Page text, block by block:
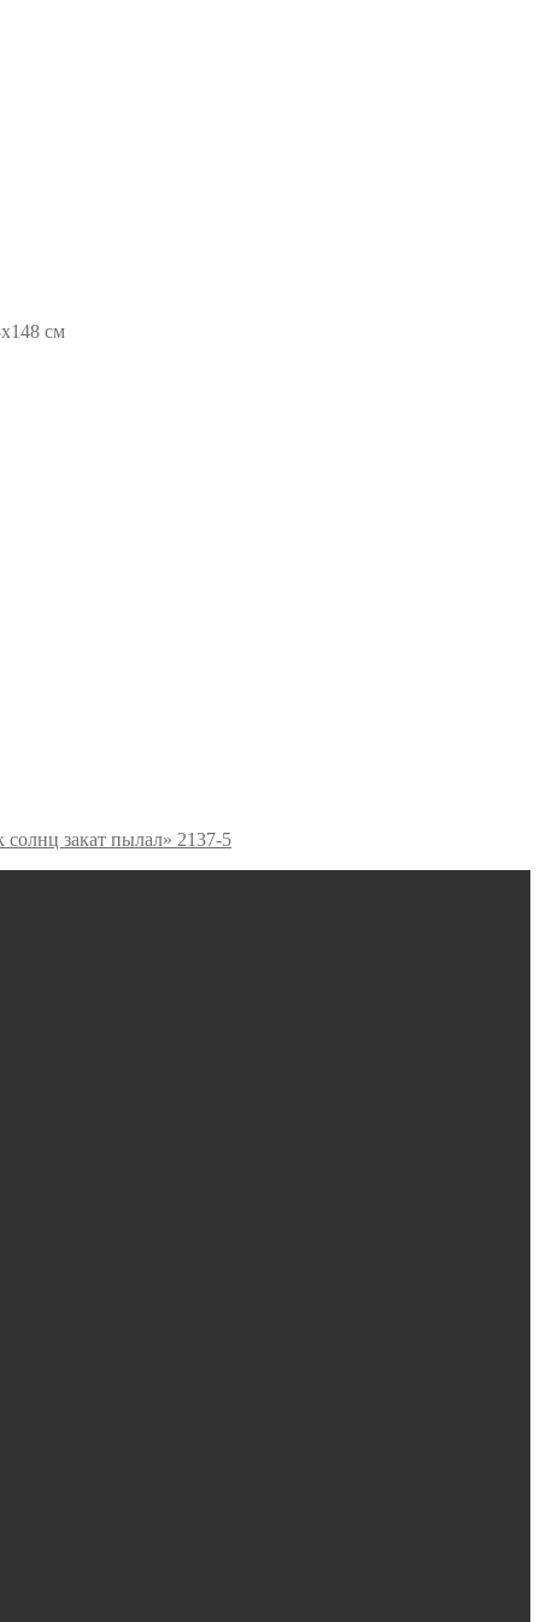
см
солнц закат пылал» 2137-5